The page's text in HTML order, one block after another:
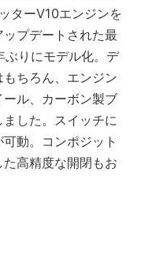
ターV10エンジンを
プデートされた最
ぶりにモデル化。デ
ちろん、エンジン
ル、カーボン製ブ
した。スイッチに
動。コンポジット
高精度な開閉もお